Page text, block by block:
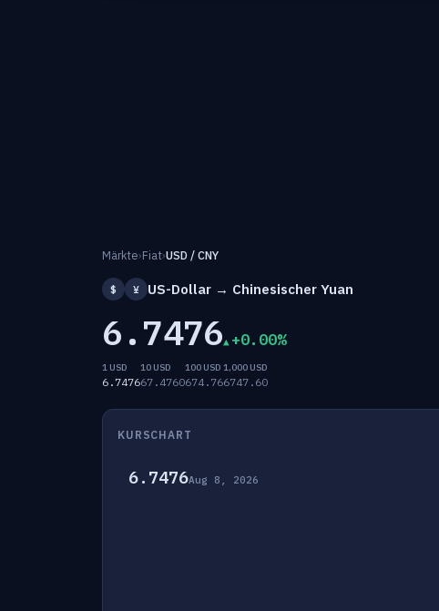
Märkte›Fiat›USD / CNY
$ ¥ US-Dollar → Chinesischer Yuan
6.7476 +0.00%
1 USD
6.7476
10 USD
67.4760
100 USD
674.76
1,000 USD
6747.60
KURSCHART
6.7476Aug 8, 2026